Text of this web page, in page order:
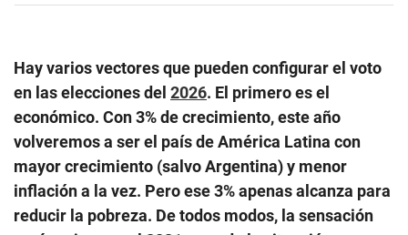
Hay varios vectores que pueden configurar el voto
en las elecciones del 2026. El primero es el
económico. Con 3% de crecimiento, este año
volveremos a ser el país de América Latina con
mayor crecimiento (salvo Argentina) y menor
inflación a la vez. Pero ese 3% apenas alcanza para
reducir la pobreza. De todos modos, la sensación